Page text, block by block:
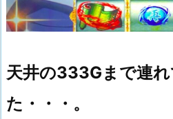
天井の333Gまで連
た・・・。